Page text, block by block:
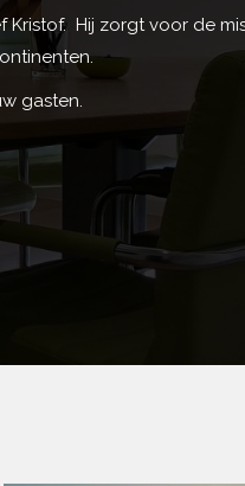
Hij zorgt voor de
gasten.